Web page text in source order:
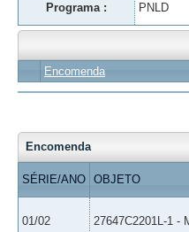
Programa : PNLD
Encomenda
Encomenda
SÉRIE/ANO OBJETO
01/02 27647C2201L-1 -